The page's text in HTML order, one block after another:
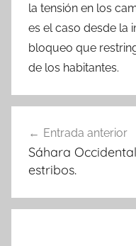
la tensión en los
es el caso desde la
bloqueo que
de los habitantes.
de
entradas
Entrada anterior
Sáhara
estribos.